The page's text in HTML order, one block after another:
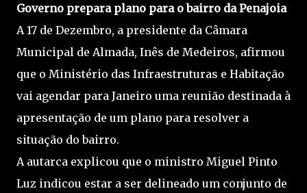
Governo prepara plano para o bairro da Penajoia
A 17 de Dezembro, a presidente da Câmara
Municipal de Almada, Inês de Medeiros, afirmou
que o Ministério das Infraestruturas e Habitação
vai agendar para Janeiro uma reunião destinada à
apresentação de um plano para resolver a
situação do bairro.
A autarca explicou que o ministro Miguel Pinto
Luz indicou estar a ser delineado um conjunto de